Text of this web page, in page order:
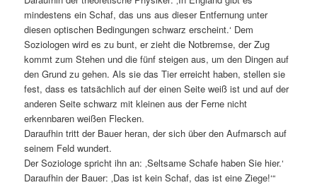
mindestens ein Schaf, das uns aus dieser Entfernung unter
diesen optischen Bedingungen schwarz erscheint.‘ Dem
Soziologen wird es zu bunt, er zieht die Notbremse, der Zug
kommt zum Stehen und die fünf steigen aus, um den Dingen auf
den Grund zu gehen. Als sie das Tier erreicht haben, stellen sie
fest, dass es tatsächlich auf der einen Seite weiß ist und auf der
anderen Seite schwarz mit kleinen aus der Ferne nicht
erkennbaren weißen Flecken.
Daraufhin tritt der Bauer heran, der sich über den Aufmarsch auf
seinem Feld wundert.
Der Soziologe spricht ihn an: ‚Seltsame Schafe haben Sie hier.‘
Daraufhin der Bauer: ‚Das ist kein Schaf, das ist eine Ziege!‘“